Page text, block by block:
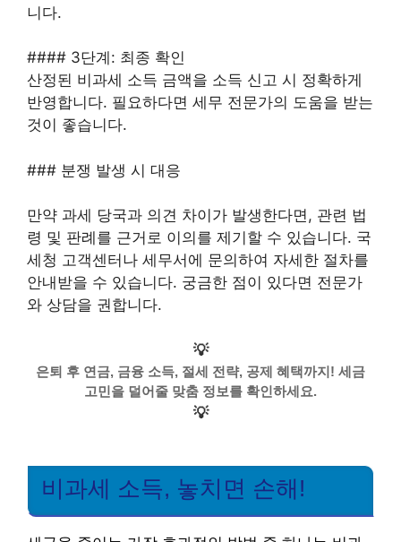
니다.
#### 3단계: 최종 확인
산정된 비과세 소득 금액을 소득 신고 시 정확하게
반영합니다. 필요하다면 세무 전문가의 도움을 받는
것이 좋습니다.
### 분쟁 발생 시 대응
만약 과세 당국과 의견 차이가 발생한다면, 관련 법
령 및 판례를 근거로 이의를 제기할 수 있습니다. 국
세청 고객센터나 세무서에 문의하여 자세한 절차를
안내받을 수 있습니다. 궁금한 점이 있다면 전문가
와 상담을 권합니다.
💡
은퇴 후 연금, 금융 소득, 절세 전략, 공제 혜택까지! 세금
고민을 덜어줄 맞춤 정보를 확인하세요.
💡
비과세 소득, 놓치면 손해!